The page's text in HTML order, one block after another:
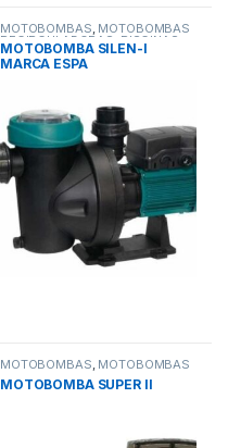
MOTOBOMBAS, MOTOBOMBAS
RECIRCULADORAS ,PISCINAS
MOTOBOMBA SILEN-I
MARCA ESPA
MOTOBOMBAS, MOTOBOMBAS
RESIDENCIALES ,PISCINAS
MOTOBOMBA SUPER II